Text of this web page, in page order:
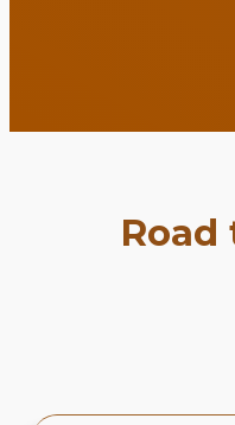
Road